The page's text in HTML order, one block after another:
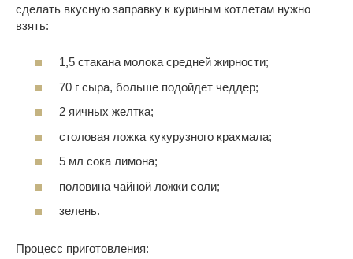
сделать вкусную заправку к куриным котлетам нужно
взять:
1,5 стакана молока средней жирности;
70 г сыра, больше подойдет чеддер;
2 яичных желтка;
столовая ложка кукурузного крахмала;
5 мл сока лимона;
половина чайной ложки соли;
зелень.
Процесс приготовления: